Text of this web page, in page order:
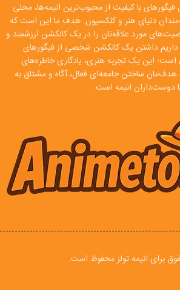
فیگورهای با کیفیت از محبوب‌ترین انیمه‌ها، محلی
دنیای هنر و کلکسیون. هدف ما این است که
مورد علاقه‌تان را در یک کالکشن ارزشمند و
داریم داشتن یک کالکشن شخصی از فیگورهای
این یک تجربه هنری، یادگاری خاطره‌های
ساختن جامعه‌ای فعال، آگاه و مشتاق به
دوست‌داران انیمه است.
برای انیمه تولز محفوظ است.